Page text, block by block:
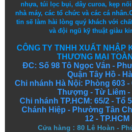
nhựa, túi lọc bụi, dây curoa, kẹp
nhà máy, các tổ chức và các cá nhân.
tin sẽ làm hài lòng quý khách với
vàđội ngũ kỹ thuậtgiàu
CÔNG TY TNHH XUẤT NHẬP
THƯƠNG MẠI
ĐC: Số 98 Tô Ngọc Vân -
Quận Tây Hồ -
Chi nhánh Hà Nội: Phòng 603 -
Thượng - Từ Liêm -
Chi nhánh TP.HCM: 65/2 - Tổ
Chánh Hiệp - Phường Tân
12 - TP.HCM
Cửa hàng : 80 Lê Hoàn -